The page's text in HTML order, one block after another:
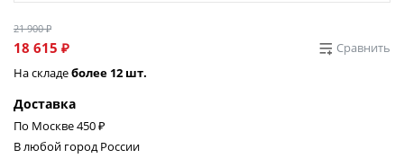
21 900 ₽
18 615 ₽
Сравнить
На складеболее 12 шт.
Доставка
По Москве 450 ₽
В любой город России